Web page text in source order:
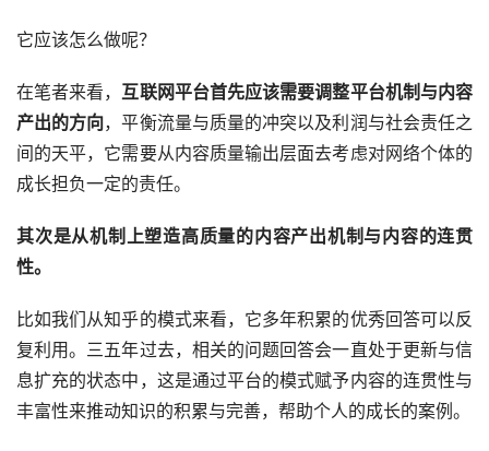
它应该怎么做呢？
在笔者来看， 互联网平台首先应该需要调整平台机制与内容
产出的方向，平衡流量与质量的冲突以及利润与社会责任之
间的天平，它需要从内容质量输出层面去考虑对网络个体的
成长担负一定的责任。
其次是从机制上塑造高质量的内容产出机制与内容的连贯
性。
比如我们从知乎的模式来看，它多年积累的优秀回答可以反
复利用。三五年过去，相关的问题回答会一直处于更新与信
息扩充的状态中，这是通过平台的模式赋予内容的连贯性与
丰富性来推动知识的积累与完善，帮助个人的成长的案例。